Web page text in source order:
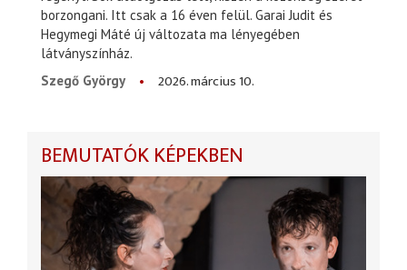
borzongani. Itt csak a 16 éven felül. Garai Judit és
Hegymegi Máté új változata ma lényegében
látványszínház.
Szegő György
2026. március 10.
BEMUTATÓK KÉPEKBEN